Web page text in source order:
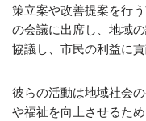
策立案や改善提案を行
の会議に出席し、地域
協議し、市民の利益に
彼らの活動は地域社会
や福祉を向上させるた